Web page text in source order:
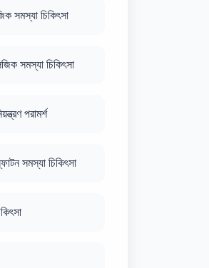
সমস্যা চিকিৎসা
সমস্যা চিকিৎসা
পরামর্শ
সমস্যা চিকিৎসা